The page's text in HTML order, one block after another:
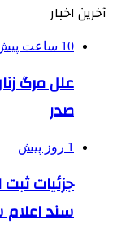
آخرین اخبار
10 ساعت پیش
علل مرگ
صدر
1 روز پیش
سند